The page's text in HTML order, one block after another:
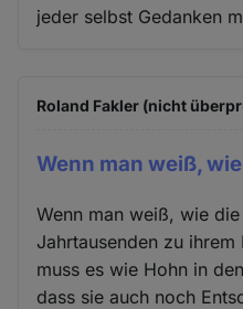
jeder selbst Gedanken
Roland Fakler (nicht
Wenn man weiß,
Wenn man weiß, wie
Jahrtausenden zu
muss es wie Hohn in
dass sie auch noch